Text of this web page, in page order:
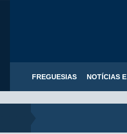
FREGUESIAS NOTÍCIAS